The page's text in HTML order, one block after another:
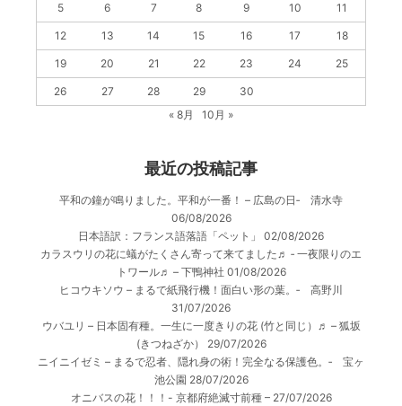
5 6 7 8 9 10 11
12 13 14 15 16 17 18
19 20 21 22 23 24 25
26 27 28 29
30
« 8月
10月 »
最近の投稿記事
平和の鐘が鳴りました。平和が一番！ – 広島の日‐ 清水寺
06/08/2026
日本語訳：フランス語落語「ペット」
02/08/2026
カラスウリの花に蟻がたくさん寄って来てました♬ ‐ 一夜限りのエ
トワール♬ – 下鴨神社 01/08/2026
ヒコウキソウ – まるで紙飛行機！面白い形の葉。‐ 高野川
31/07/2026
ウバユリ – 日本固有種。一生に一度きりの花 (竹と同じ）♬ – 狐坂
(きつねざか）
29/07/2026
ニイニイゼミ – まるで忍者、隠れ身の術！完全なる保護色。‐ 宝ヶ
池公園 28/07/2026
オニバスの花！！！- 京都府絶滅寸前種 – 27/07/2026